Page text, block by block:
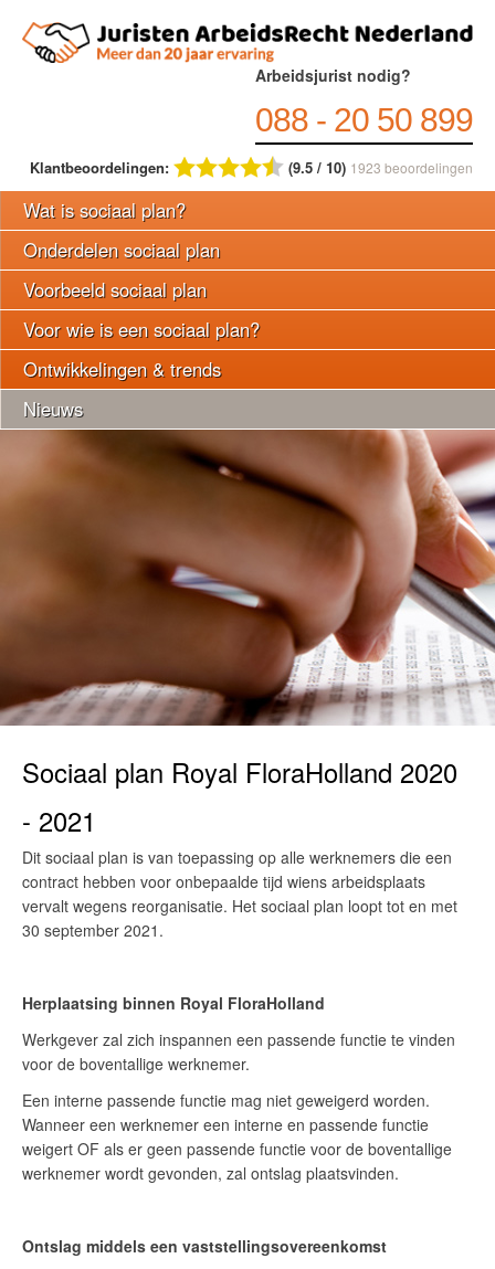
Arbeidsjurist nodig?
088 - 20 50 899
Klantbeoordelingen: (9.5 / 10) 1923 beoordelingen
Wat is sociaal plan?
Onderdelen sociaal plan
Voorbeeld sociaal plan
Voor wie is een sociaal plan?
Ontwikkelingen & trends
Nieuws
Sociaal plan Royal FloraHolland 2020
- 2021
Dit sociaal plan is van toepassing op alle werknemers die een
contract hebben voor onbepaalde tijd wiens arbeidsplaats
vervalt wegens reorganisatie. Het sociaal plan loopt tot en met
30 september 2021.
Herplaatsing binnen Royal FloraHolland
Werkgever zal zich inspannen een passende functie te vinden
voor de boventallige werknemer.
Een interne passende functie mag niet geweigerd worden.
Wanneer een werknemer een interne en passende functie
weigert OF als er geen passende functie voor de boventallige
werknemer wordt gevonden, zal ontslag plaatsvinden.
Ontslag middels een vaststellingsovereenkomst